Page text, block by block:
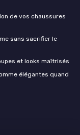
de vos chaussures
sans sacrifier le
et looks maîtrisés
élégantes quand